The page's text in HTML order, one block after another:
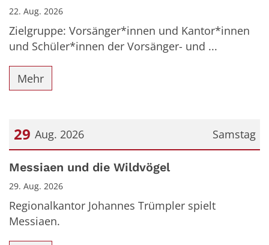
22. Aug. 2026
Zielgruppe: Vorsänger*innen und Kantor*innen
und Schüler*innen der Vorsänger- und ...
Mehr
Samstag
29 Aug. 2026
Datum: 29. August 2026
Messiaen und die Wildvögel
29. Aug. 2026
Regionalkantor Johannes Trümpler spielt
Messiaen.